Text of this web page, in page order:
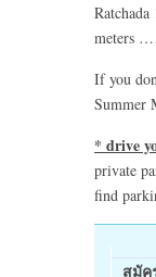
If you
Summer
* drive
private
find
สมัค